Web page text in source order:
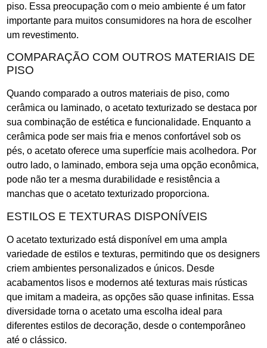
piso. Essa preocupação com o meio ambiente é um fator
importante para muitos consumidores na hora de escolher
um revestimento.
COMPARAÇÃO COM OUTROS MATERIAIS DE
PISO
Quando comparado a outros materiais de piso, como
cerâmica ou laminado, o acetato texturizado se destaca por
sua combinação de estética e funcionalidade. Enquanto a
cerâmica pode ser mais fria e menos confortável sob os
pés, o acetato oferece uma superfície mais acolhedora. Por
outro lado, o laminado, embora seja uma opção econômica,
pode não ter a mesma durabilidade e resistência a
manchas que o acetato texturizado proporciona.
ESTILOS E TEXTURAS DISPONÍVEIS
O acetato texturizado está disponível em uma ampla
variedade de estilos e texturas, permitindo que os designers
criem ambientes personalizados e únicos. Desde
acabamentos lisos e modernos até texturas mais rústicas
que imitam a madeira, as opções são quase infinitas. Essa
diversidade torna o acetato uma escolha ideal para
diferentes estilos de decoração, desde o contemporâneo
até o clássico.